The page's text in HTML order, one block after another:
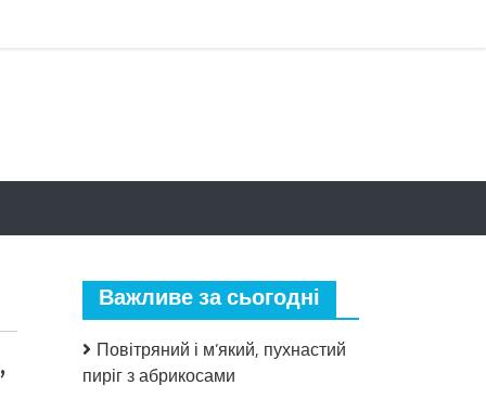
Важливе за сьогодні
Повітряний і м’який, пухнастий
пиріг з абрикосами